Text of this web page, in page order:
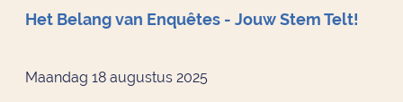
Het Belang van Enquêtes - Jouw Stem Telt!
Maandag 18 augustus 2025